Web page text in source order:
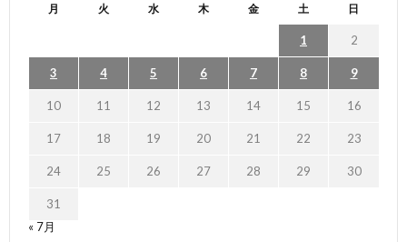
月 火 水 木 金 土 日
1 2
3 4 5 6 7 8 9
10 11 12 13 14 15 16
17 18 19 20 21 22 23
24 25 26 27 28 29 30
31
« 7月